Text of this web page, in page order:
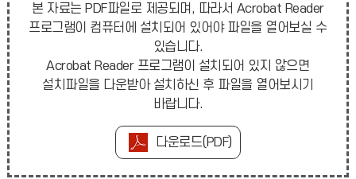
본 자료는 PDF파일로 제공되며, 따라서 Acrobat Reader
프로그램이 컴퓨터에 설치되어 있어야 파일을 열어보실 수
있습니다.
Acrobat Reader 프로그램이 설치되어 있지 않으면
설치파일을 다운받아 설치하신 후 파일을 열어보시기
바랍니다.
다운로드(PDF)